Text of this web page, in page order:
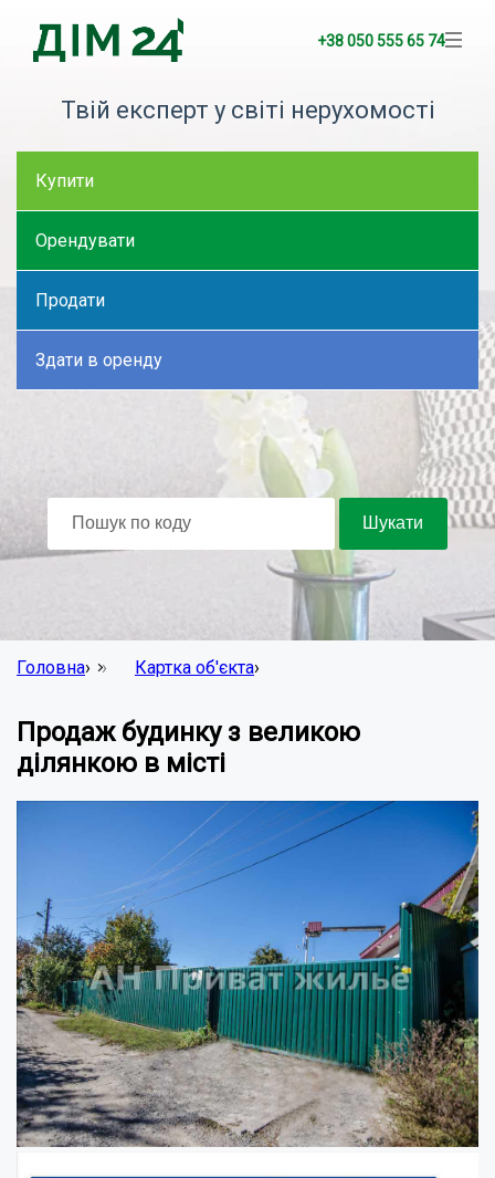
+38 050 555 65 74
Твій експерт у світі нерухомості
Купити
Орендувати
Продати
Здати в оренду
Головна› Картка об'єкта›
Продаж будинку з великою
ділянкою в місті